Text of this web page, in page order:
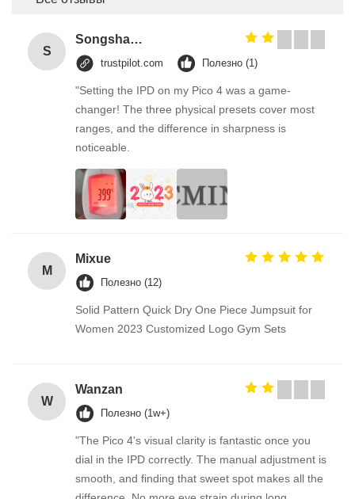
S
Songshang
trustpilot.com Полезно (1)
"Setting the IPD on my Pico 4 was a game-
changer! The three physical presets cover most
ranges, and the difference in sharpness is
noticeable.
M
Mixue
Полезно (12)
Solid Pattern Quick Dry One Piece Jumpsuit for
Women 2023 Customized Logo Gym Sets
W
Wanzan
Полезно (1w+)
"The Pico 4's visual clarity is fantastic once you
dial in the IPD correctly. The manual adjustment is
smooth, and finding that sweet spot makes all the